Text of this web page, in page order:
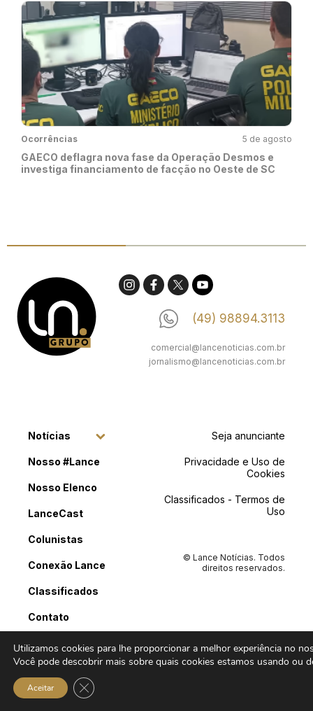
Ocorrências 5 de agosto
GAECO deflagra nova fase da Operação Desmos e
investiga financiamento de facção no Oeste de SC
(49) 98894.3113
comercial@lancenoticias.com.br
jornalismo@lancenoticias.com.br
Notícias
Nosso #Lance
Nosso Elenco
LanceCast
Colunistas
Conexão Lance
Classificados
Contato
Seja anunciante
Privacidade e Uso de
Cookies
Classificados - Termos de
Uso
© Lance Notícias. Todos
direitos reservados.
Utilizamos cookies para lhe proporcionar a melhor experiência no
Você pode descobrir mais sobre quais cookies estamos usando ou
Aceitar Close GDPR Cookie Banner